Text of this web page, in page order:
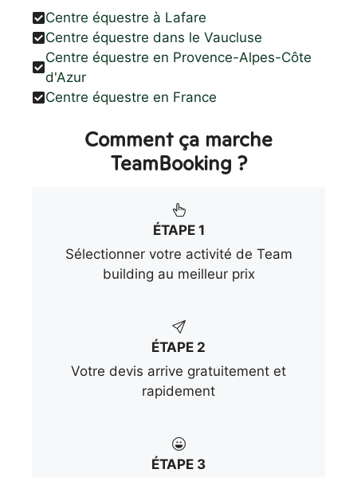
Centre équestre à Lafare
Centre équestre dans le Vaucluse
Centre équestre en Provence-Alpes-Côte
d'Azur
Centre équestre en France
Comment ça marche
TeamBooking ?
ÉTAPE 1
Sélectionner votre activité de Team
building au meilleur prix
ÉTAPE 2
Votre devis arrive gratuitement et
rapidement
ÉTAPE 3